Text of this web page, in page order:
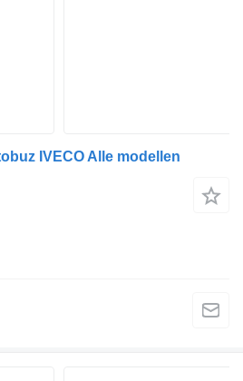
IVECO Alle modellen